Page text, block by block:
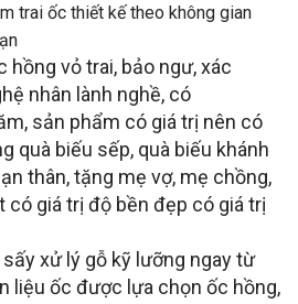
trai ốc thiết kế theo không gian
hồng vỏ trai, bảo ngư, xác
nhân lành nghề, có
sản phẩm có giá trị nên có
quà biếu sếp, quà biếu khánh
thân, tặng mẹ vợ, mẹ chồng,
có giá trị độ bền đẹp có giá trị
xử lý gỗ kỹ lưỡng ngay từ
liệu ốc được lựa chọn ốc hồng,